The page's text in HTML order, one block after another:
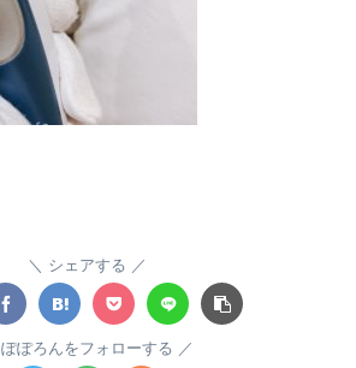
シェアする
ぽぽろんをフォローする